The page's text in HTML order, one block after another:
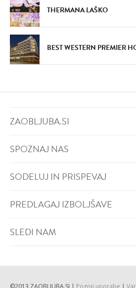
THERMANA LAŠKO
BEST WESTERN PREMIER
ZAOBLJUBA.SI
SPOZNAJ NAS
SODELUJ IN PRISPEVAJ
PREDLAGAJ IZBOLJŠAVE
SLEDI NAM
©2013 ZAOBLJUBA.SI | Pogoji uporabe |